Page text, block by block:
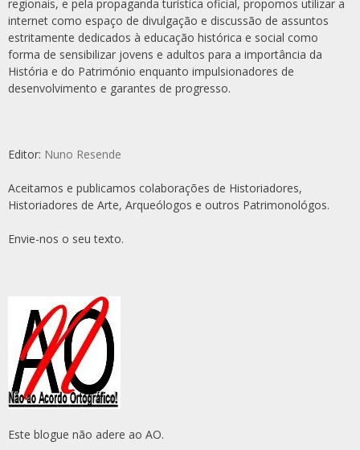
regionais, e pela propaganda turística oficial, propomos utilizar a
internet como espaço de divulgação e discussão de assuntos
estritamente dedicados à educação histórica e social como
forma de sensibilizar jovens e adultos para a importância da
História e do Património enquanto impulsionadores de
desenvolvimento e garantes de progresso.
Editor: Nuno Resende
Aceitamos e publicamos colaborações de Historiadores,
Historiadores de Arte, Arqueólogos e outros Patrimonológos.
Envie-nos o seu texto.
Este blogue não adere ao AO.